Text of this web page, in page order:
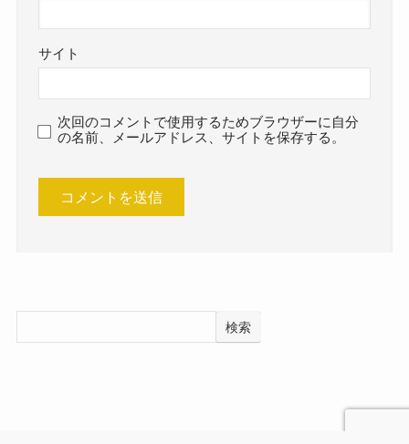
サイト
次回のコメントで使用するためブラウザーに自分
の名前、メールアドレス、サイトを保存する。
検索